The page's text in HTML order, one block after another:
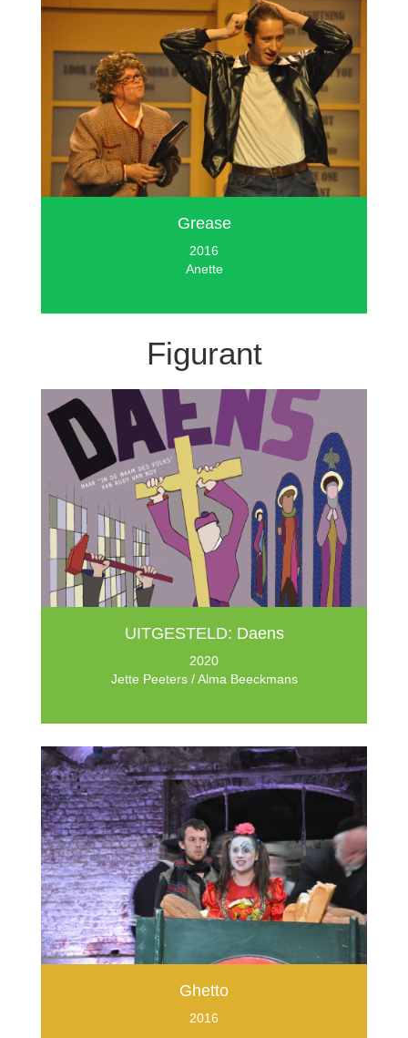
Grease
2016
Anette
Figurant
UITGESTELD: Daens
2020
Jette Peeters / Alma Beeckmans
Ghetto
2016